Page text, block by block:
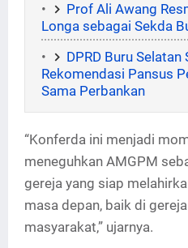
Prof Ali Awang
Longa sebagai Sekda
DPRD Buru Selatan
Rekomendasi Pansus
Sama Perbankan
“Konferda ini menjadi
meneguhkan AMGPM
gereja yang siap
masa depan, baik di
masyarakat,” ujarnya.